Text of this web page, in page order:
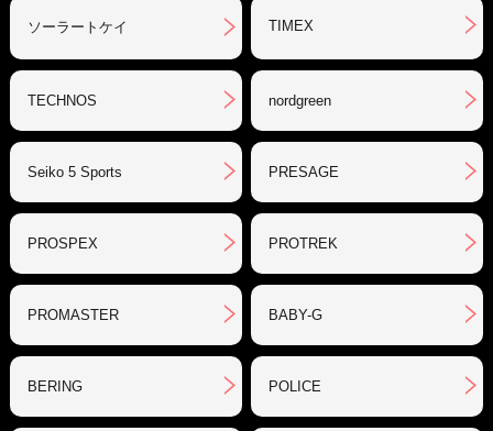
ソーラートケイ TIMEX
TECHNOS nordgreen
Seiko 5 Sports PRESAGE
PROSPEX PROTREK
PROMASTER BABY-G
BERING POLICE